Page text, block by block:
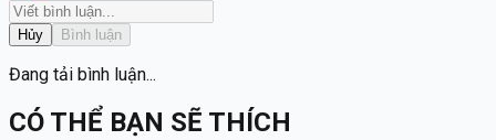
Hủy Bình luận
Đang tải bình luận...
CÓ THỂ BẠN SẼ THÍCH